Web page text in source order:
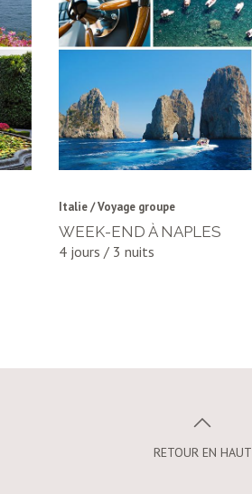
Italie / Voyage groupe
WEEK-END À NAPLES
4 jours / 3 nuits
RETOUR EN HAUT